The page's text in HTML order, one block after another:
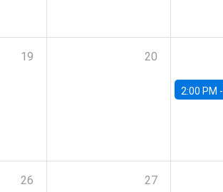
19 20
2:00 PM -
26 27